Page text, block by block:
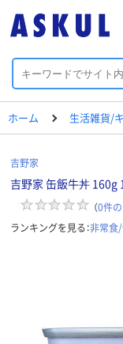
ホーム 生活雑貨/
吉野家
吉野家 缶飯牛丼 160g
（0件
ランキングを見る：非常食